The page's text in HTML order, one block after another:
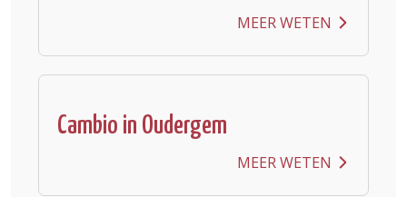
MEER WETEN
Cambio in Oudergem
MEER WETEN